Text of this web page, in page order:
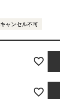
キャンセル不可